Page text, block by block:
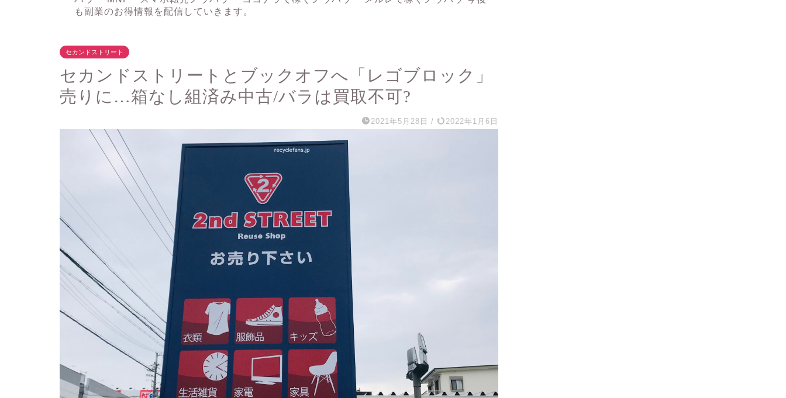
も副業のお得情報を配信していきます。
セカンドストリート
セカンドストリートとブックオフへ「レゴブロック」
売りに…箱なし組済み中古/バラは買取不可?
2021年5月28日 / 2022年1月6日